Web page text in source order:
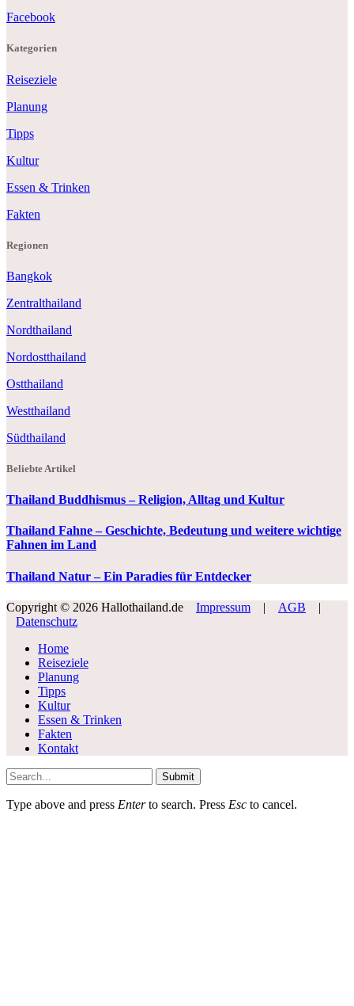
Facebook
Kategorien
Reiseziele
Planung
Tipps
Kultur
Essen & Trinken
Fakten
Regionen
Bangkok
Zentralthailand
Nordthailand
Nordostthailand
Ostthailand
Westthailand
Südthailand
Beliebte Artikel
Thailand Buddhismus – Religion, Alltag und Kultur
Thailand Fahne – Geschichte, Bedeutung und weitere wichtige
Fahnen im Land
Thailand Natur – Ein Paradies für Entdecker
Copyright © 2026 Hallothailand.de Impressum | AGB
|
Datenschutz
Home
Reiseziele
Planung
Tipps
Kultur
Essen & Trinken
Fakten
Kontakt
Submit
Type above and press Enterto search. Press Esc to cancel.